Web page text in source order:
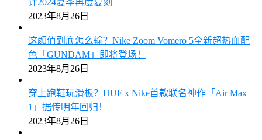
计2024夏季再度复刻
2023年8月26日
这颜值到底怎么输？Nike Zoom Vomero 5全新超热血配
色「GUNDAM」即将登场！
2023年8月26日
穿上跑鞋玩滑板？HUF x Nike首款联名神作「Air Max
1」据传明年回归！
2023年8月26日